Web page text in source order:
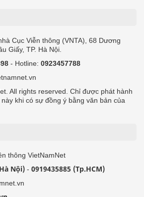
Cục Viễn thông (VNTA), 68 Dương
Giấy, TP. Hà Nội.
- Hotline: 0923457788
All rights reserved. Chỉ được phát hành
khi có sự đồng ý bằng văn bản của
thông VietNamNet
Nội) - 0919435885 (Tp.HCM)